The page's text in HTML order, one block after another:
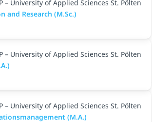
– University of Applied Sciences St. Pölten
and Research (M.Sc.)
– University of Applied Sciences St. Pölten
– University of Applied Sciences St. Pölten
(M.A.)